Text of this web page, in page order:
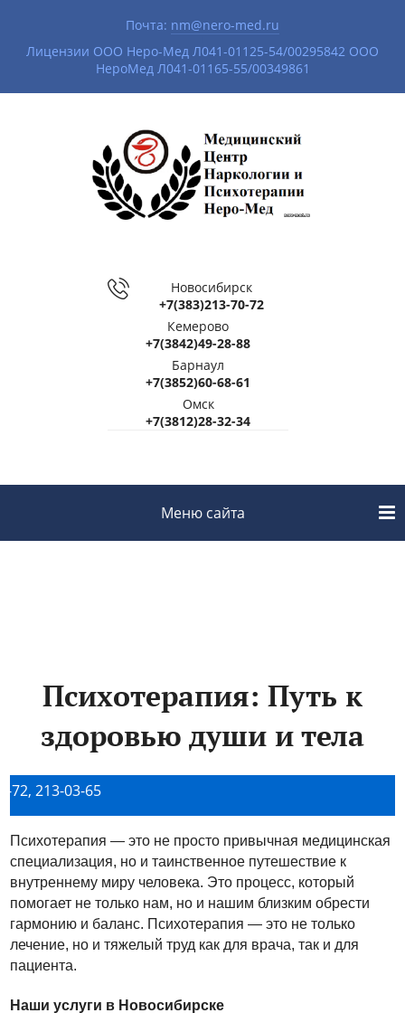
Почта: nm@nero-med.ru
Лицензии ООО Неро-Мед Л041-01125-54/00295842 ООО
НероМед Л041-01165-55/00349861
Новосибирск
+7(383)213-70-72
Кемерово
+7(3842)49-28-88
Барнаул
+7(3852)60-68-61
Омск
+7(3812)28-32-34
Меню сайта
Психотерапия: Путь к
здоровью души и тела
03-65
Психотерапия — это не просто привычная медицинская
специализация, но и таинственное путешествие к
внутреннему миру человека. Это процесс, который
помогает не только нам, но и нашим близким обрести
гармонию и баланс. Психотерапия — это не только
лечение, но и тяжелый труд как для врача, так и для
пациента.
Наши услуги в Новосибирске